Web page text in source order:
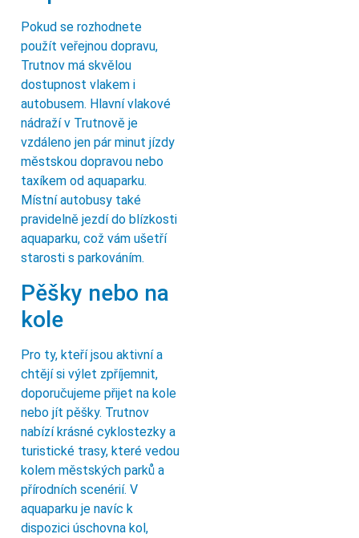
Pokud se rozhodnete
použít veřejnou dopravu,
Trutnov má skvělou
dostupnost vlakem i
autobusem. Hlavní vlakové
nádraží v Trutnově je
vzdáleno jen pár minut jízdy
městskou dopravou nebo
taxíkem od aquaparku.
Místní autobusy také
pravidelně jezdí do blízkosti
aquaparku, což vám ušetří
starosti s parkováním.
Pěšky nebo na
kole
Pro ty, kteří jsou aktivní a
chtějí si výlet zpříjemnit,
doporučujeme přijet na kole
nebo jít pěšky. Trutnov
nabízí krásné cyklostezky a
turistické trasy, které vedou
kolem městských parků a
přírodních scenérií. V
aquaparku je navíc k
dispozici úschovna kol,